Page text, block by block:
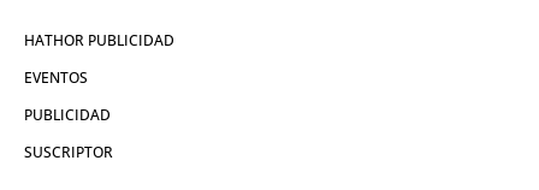
HATHOR PUBLICIDAD
EVENTOS
PUBLICIDAD
SUSCRIPTOR